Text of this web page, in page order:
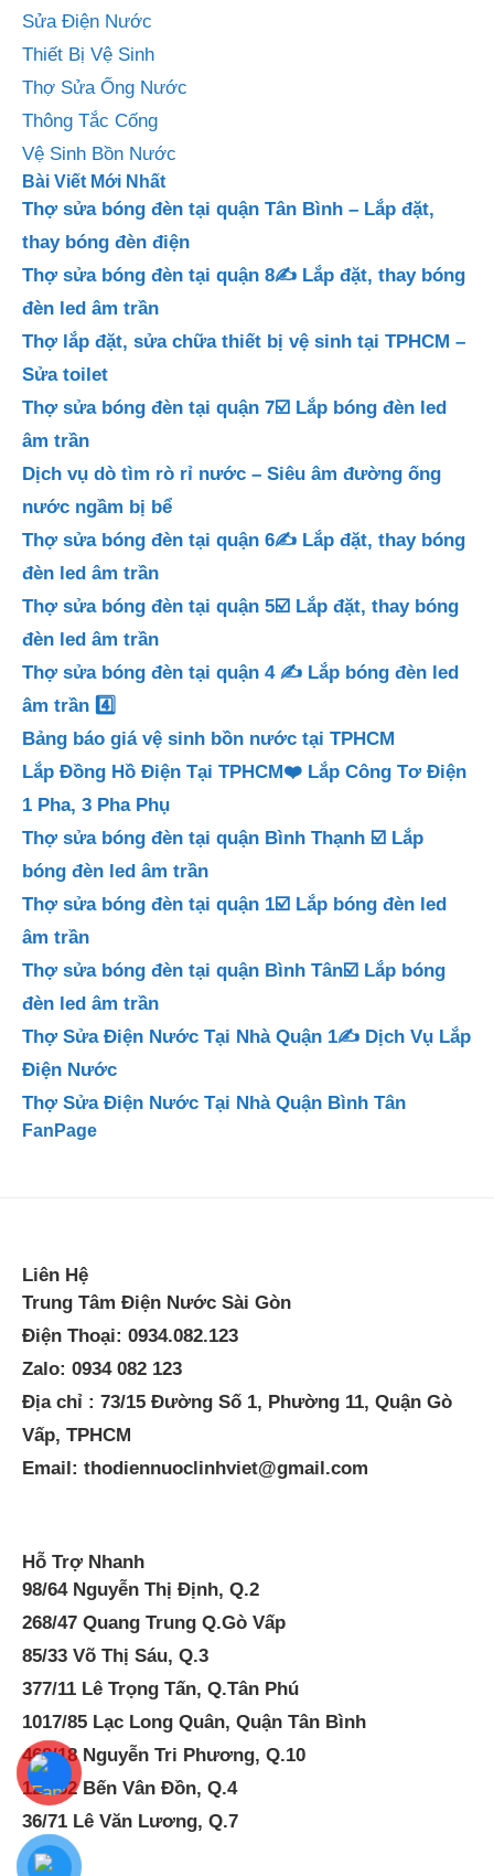
Sửa Điện Nước
Thiết Bị Vệ Sinh
Thợ Sửa Ống Nước
Thông Tắc Cống
Vệ Sinh Bồn Nước
Bài Viết Mới Nhất
Thợ sửa bóng đèn tại quận Tân Bình – Lắp đặt,
thay bóng đèn điện
Thợ sửa bóng đèn tại quận 8✍️ Lắp đặt, thay bóng
đèn led âm trần
Thợ lắp đặt, sửa chữa thiết bị vệ sinh tại TPHCM –
Sửa toilet
Thợ sửa bóng đèn tại quận 7☑️ Lắp bóng đèn led
âm trần
Dịch vụ dò tìm rò rỉ nước – Siêu âm đường ống
nước ngầm bị bể
Thợ sửa bóng đèn tại quận 6✍️ Lắp đặt, thay bóng
đèn led âm trần
Thợ sửa bóng đèn tại quận 5☑️ Lắp đặt, thay bóng
đèn led âm trần
Thợ sửa bóng đèn tại quận 4 ✍️ Lắp bóng đèn led
âm trần 4️⃣
Bảng báo giá vệ sinh bồn nước tại TPHCM
Lắp Đồng Hồ Điện Tại TPHCM❤️ Lắp Công Tơ Điện
1 Pha, 3 Pha Phụ
Thợ sửa bóng đèn tại quận Bình Thạnh ☑️ Lắp
bóng đèn led âm trần
Thợ sửa bóng đèn tại quận 1☑️ Lắp bóng đèn led
âm trần
Thợ sửa bóng đèn tại quận Bình Tân☑️ Lắp bóng
đèn led âm trần
Thợ Sửa Điện Nước Tại Nhà Quận 1✍️ Dịch Vụ Lắp
Điện Nước
Thợ Sửa Điện Nước Tại Nhà Quận Bình Tân
FanPage
Liên Hệ
Trung Tâm Điện Nước Sài Gòn
Điện Thoại: 0934.082.123
Zalo: 0934 082 123
Địa chỉ : 73/15 Đường Số 1, Phường 11, Quận Gò
Vấp, TPHCM
Email: thodiennuoclinhviet@gmail.com
Hỗ Trợ Nhanh
98/64 Nguyễn Thị Định, Q.2
268/47 Quang Trung Q.Gò Vấp
85/33 Võ Thị Sáu, Q.3
377/11 Lê Trọng Tấn, Q.Tân Phú
1017/85 Lạc Long Quân, Quận Tân Bình
468/18 Nguyễn Tri Phương, Q.10
122.52 Bến Vân Đồn, Q.4
36/71 Lê Văn Lương, Q.7